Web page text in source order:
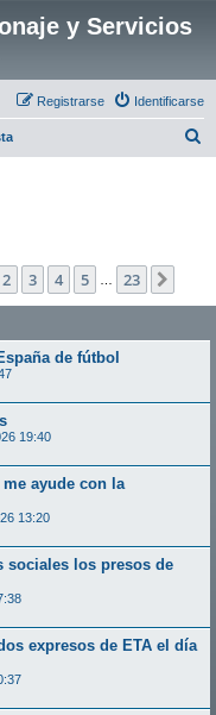
y Servicios
Identificarse
Registrarse
de 23
2 3 4 5 23
de fútbol
19:40
ayude con la
13:20
sociales los presos de
expresos de ETA el día